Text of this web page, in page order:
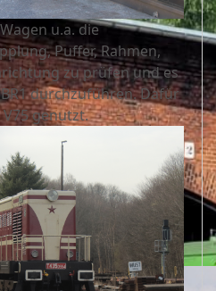
u.a. die
Puffer, Rahmen,
zu prüfen und es
durchzuführen. Dafür
genutzt.